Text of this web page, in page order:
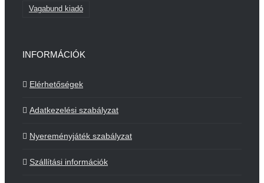
Vagabund kiadó
INFORMÁCIÓK
Elérhetőségek
Adatkezelési szabályzat
Nyereményjáték szabályzat
Szállítási információk